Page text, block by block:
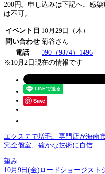
200円。申し込みは下記へ。感
は不可。
イベント日 10月29日（木）
問い合わせ 菊谷さん
電話
090（9874）1496
※10月2日現在の情報です
Save
エクステで増毛、専門店が海南
完全個室、確かな技術に自信
望み
10月9日(金)ロードショージスト